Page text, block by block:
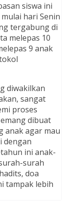
siswa ini
hari Senin
tergabung di
melepas 10
9 anak
diwakilkan
sangat
proses
dibuat
anak agar mau
dengan
ini anak-
surah
doa
tampak lebih